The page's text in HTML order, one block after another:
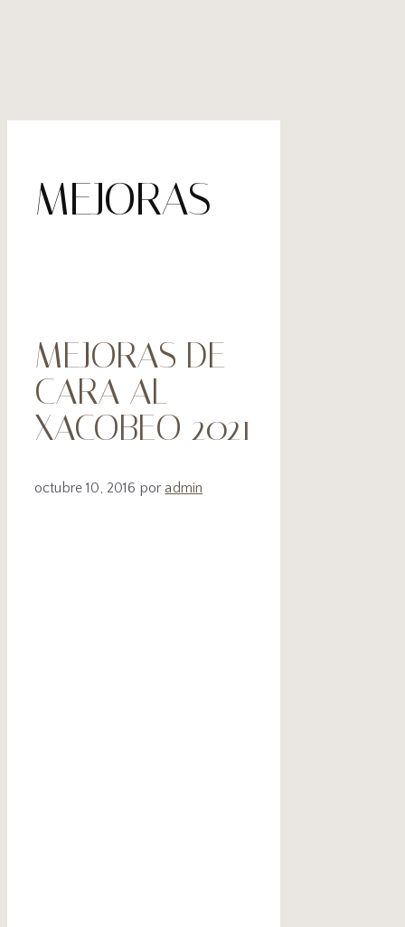
MEJORAS
MEJORAS DE
CARA AL
XACOBEO 2021
octubre 10, 2016 poradmin